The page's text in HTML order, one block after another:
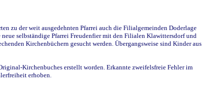
zu der weit ausgedehnten Pfarrei auch die Filialgemeinden Doderlage
selbständige Pfarrei Freudenfier mit den Filialen Klawittersdorf und
Kirchenbüchern gesucht werden. Übergangsweise sind Kinder aus
Kirchenbuches erstellt worden. Erkannte zweifelsfreie Fehler im
erhoben.